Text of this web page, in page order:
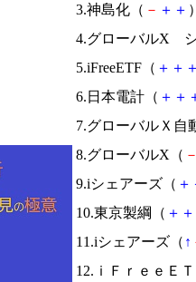
3.神島化（ － ＋ ＋
4.グローバルX
5.iFreeETF（ ＋ ＋
6.日本電計（ ＋ ＋
7.グローバルＸ自
8.グローバルX（
9.iシェアーズ（ ＋
10.東京製綱（ ＋ ＋
11.iシェアーズ（ ↑
12.ｉＦｒｅｅＥ